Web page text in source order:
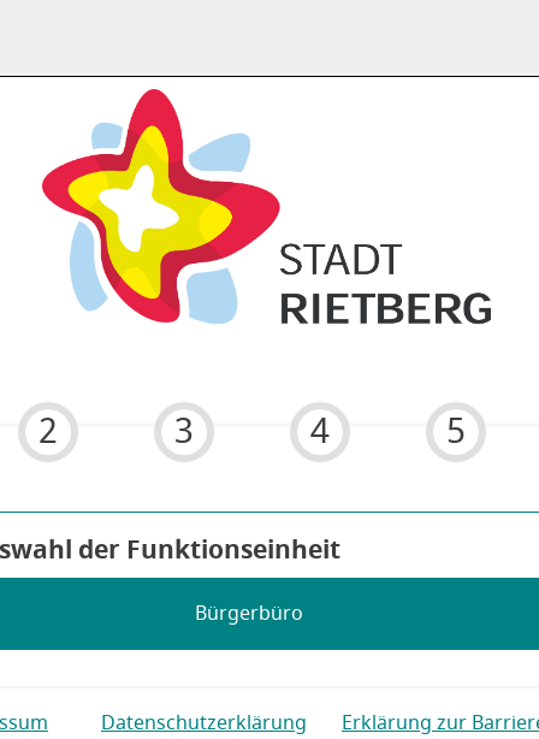
2 3 4 5
der Funktionseinheit
Bürgerbüro
Erklärung zur Barrierefreiheit
Datenschutzerklärung
Erklärung zur